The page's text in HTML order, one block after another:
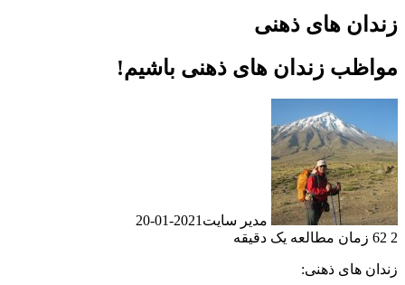
های ذهنی
زندان های ذهنی باشیم!
مدیر سایت2021-01-20
زمان مطالعه یک دقیقه
های ذهنی: